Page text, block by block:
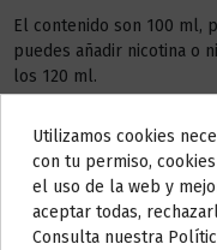
El contenido son 100 ml,
puedes añadir nicotina o
los 120 ml.
nicotina debes añadir 2
nicotina/ml.
Nos
Utilizamos cookies
con tu permiso,
el uso de la web y
aceptar todas,
Consulta nuestra